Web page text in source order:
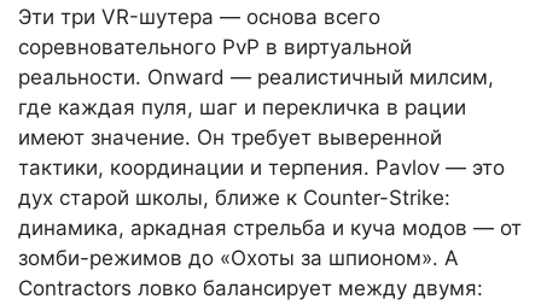
Эти три VR-шутера — основа всего
соревновательного PvP в виртуальной
реальности. Onward — реалистичный милсим,
где каждая пуля, шаг и перекличка в рации
имеют значение. Он требует выверенной
тактики, координации и терпения. Pavlov — это
дух старой школы, ближе к Counter-Strike:
динамика, аркадная стрельба и куча модов — от
зомби-режимов до «Охоты за шпионом». А
Contractors ловко балансирует между двумя: